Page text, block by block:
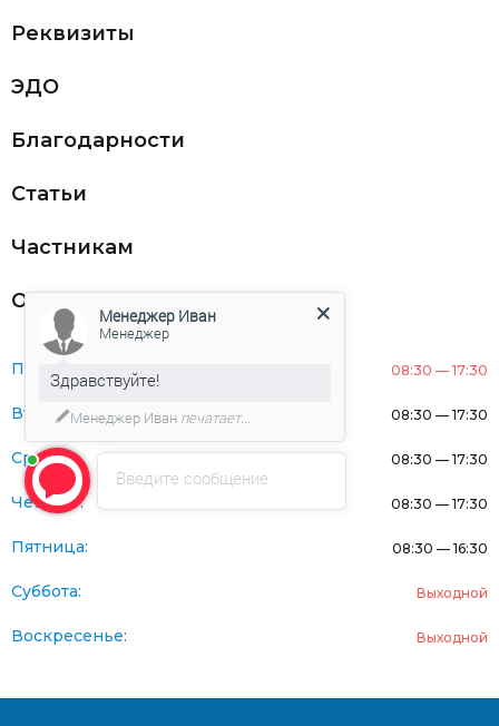
Реквизиты
ЭДО
Благодарности
Статьи
Частникам
Оферта
Понедельник: 08:30 — 17:30
Вторник: 08:30 — 17:30
Среда: 08:30 — 17:30
Четверг: 08:30 — 17:30
Пятница: 08:30 — 16:30
Суббота: Выходной
Воскресенье: Выходной
Введите сообщение
Менеджер Иван
Менеджер
Здравствуйте!
Менеджер Иван печатает...